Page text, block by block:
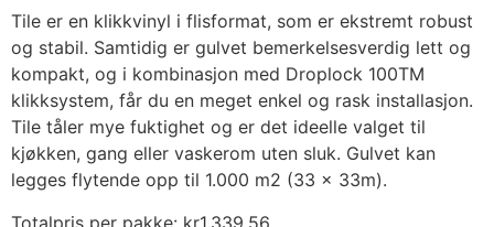
Tile er en klikkvinyl i flisformat, som er ekstremt robust
og stabil. Samtidig er gulvet bemerkelsesverdig lett og
kompakt, og i kombinasjon med Droplock 100TM
klikksystem, får du en meget enkel og rask installasjon.
Tile tåler mye fuktighet og er det ideelle valget til
kjøkken, gang eller vaskerom uten sluk. Gulvet kan
legges flytende opp til 1.000 m2 (33 x 33m).
Totalpris per pakke: kr1,339.56